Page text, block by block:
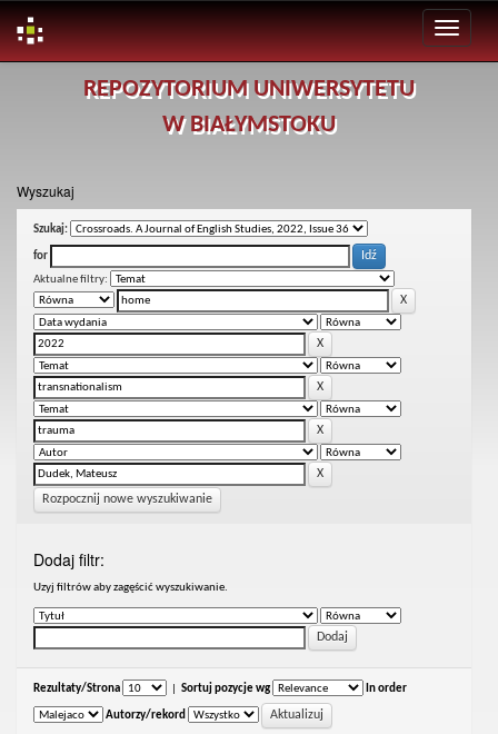
REPOZYTORIUM UNIWERSYTETU
W BIAŁYMSTOKU
Wyszukaj
Szukaj:
for
Aktualne filtry:
Rozpocznij nowe wyszukiwanie
Dodaj filtr:
Uzyj filtrów aby zagęścić wyszukiwanie.
Rezultaty/Strona Sortuj pozycje wg In order
Autorzy/rekord